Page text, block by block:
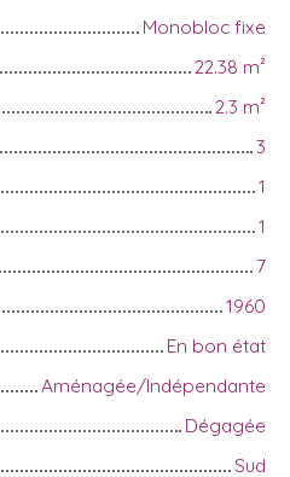
Monobloc fixe
22.38 m²
2.3 m²
3
1
1
7
1960
En bon état
Aménagée/Indépendante
Dégagée
Sud